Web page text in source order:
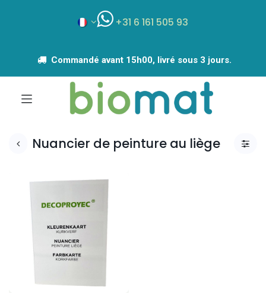
+31 6 161 505 93
Commandé avant 15h00, livré sous 3 jours.
Nuancier de peinture au liège